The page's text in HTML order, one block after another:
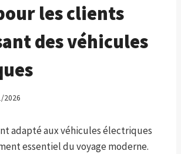
les clients
des véhicules
2026
adapté aux véhicules électriques
essentiel du voyage moderne.